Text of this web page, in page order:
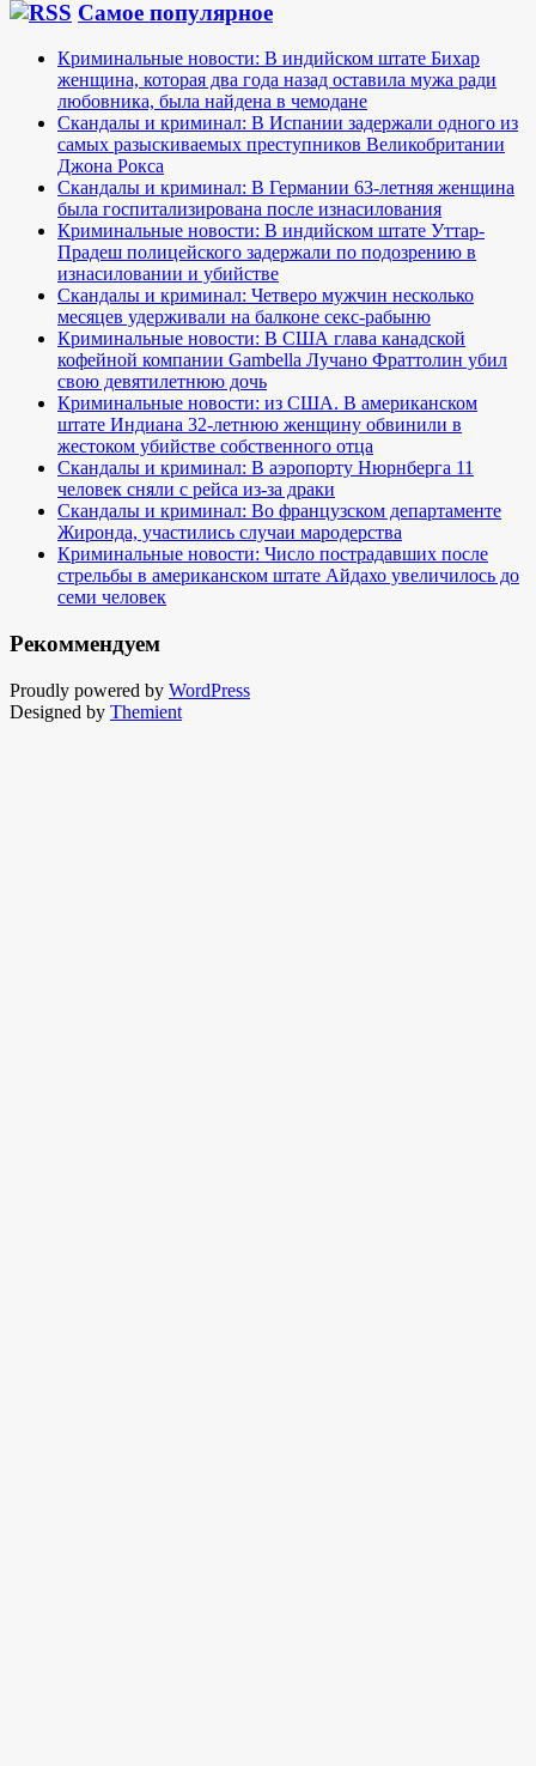
Самое популярное
Криминальные новости: В индийском штате Бихар
женщина, которая два года назад оставила мужа ради
любовника, была найдена в чемодане
Скандалы и криминал: В Испании задержали одного из
самых разыскиваемых преступников Великобритании
Джона Рокса
Скандалы и криминал: В Германии 63-летняя женщина
была госпитализирована после изнасилования
Криминальные новости: В индийском штате Уттар-
Прадеш полицейского задержали по подозрению в
изнасиловании и убийстве
Скандалы и криминал: Четверо мужчин несколько
месяцев удерживали на балконе секс-рабыню
Криминальные новости: В США глава канадской
кофейной компании Gambella Лучано Фраттолин убил
свою девятилетнюю дочь
Криминальные новости: из США. В американском
штате Индиана 32-летнюю женщину обвинили в
жестоком убийстве собственного отца
Скандалы и криминал: В аэропорту Нюрнберга 11
человек сняли с рейса из-за драки
Скандалы и криминал: Во французском департаменте
Жиронда, участились случаи мародерства
Криминальные новости: Число пострадавших после
стрельбы в американском штате Айдахо увеличилось до
семи человек
Рекоммендуем
Proudly powered by WordPress
Designed by Themient